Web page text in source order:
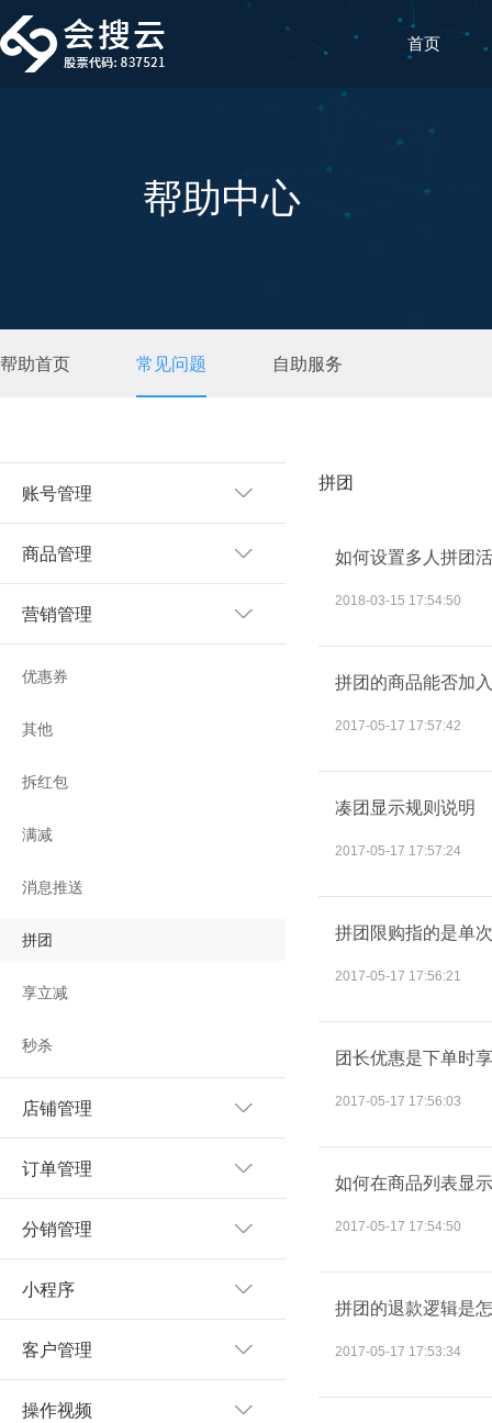
首页
帮助中心
帮助首页 常见问题 自助服务
账号管理
商品管理
营销管理
优惠券
其他
拆红包
满减
消息推送
拼团
享立减
秒杀
店铺管理
订单管理
分销管理
小程序
客户管理
操作视频
拼团
如何设置多人拼团
2018-03-15 17:54:50
拼团的商品能否加
2017-05-17 17:57:42
凑团显示规则说明
2017-05-17 17:57:24
拼团限购指的是单
2017-05-17 17:56:21
团长优惠是下单时
2017-05-17 17:56:03
如何在商品列表显
2017-05-17 17:54:50
拼团的退款逻辑是
2017-05-17 17:53:34